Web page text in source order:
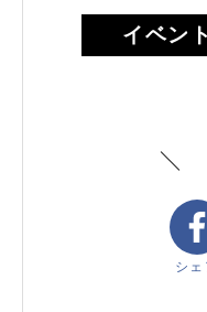
イベン
シェ